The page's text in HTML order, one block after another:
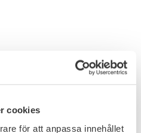
cookies
för att anpassa innehållet